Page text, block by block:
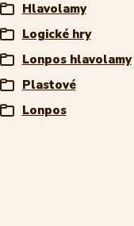
Hlavolamy
Logické hry
Lonpos hlavolamy
Plastové
Lonpos